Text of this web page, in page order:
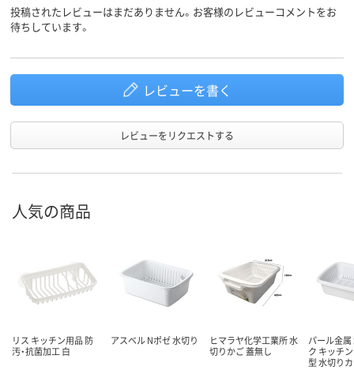
投稿されたレビューはまだありません。お客様のレビューコメントをお
待ちしています。
レビューを書く
レビューをリクエストする
人気の商品
リス キッチン用品 防
汚・抗菌加工 白
アスベル Nポゼ 水切り
ヒマラヤ化学工業所 水
切りかご 蓋無し
パール金
ク キッチ
型 水切り